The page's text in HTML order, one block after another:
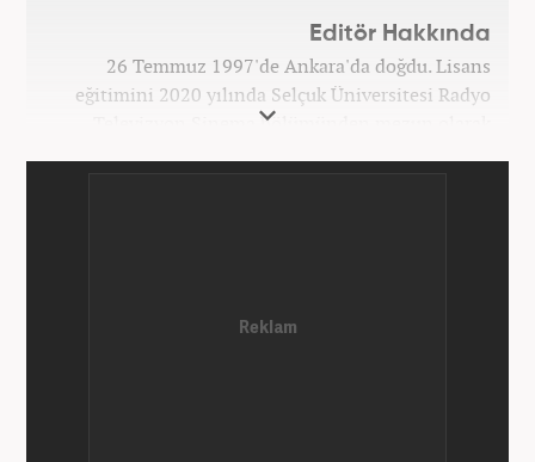
Editör Hakkında
26 Temmuz 1997'de Ankara'da doğdu. Lisans
eğitimini 2020 yılında Selçuk Üniversitesi Radyo
Televizyon Sinema bölümünden mezun olarak